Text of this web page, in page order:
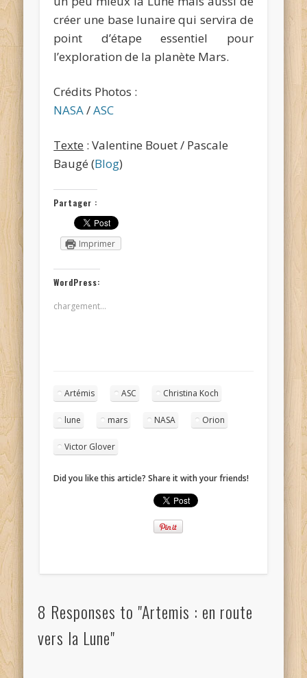
créer une base lunaire qui servira de
point d’étape essentiel pour
l’exploration de la planète Mars.
Crédits Photos :
NASA/ASC
Texte : Valentine Bouet / Pascale
Baugé (Blog)
Partager :
Imprimer
WordPress:
chargement…
Artémis ASC Christina Koch
lune mars NASA Orion
Victor Glover
Did you like this article? Share it with your friends!
8 Responses to "Artemis : en route
vers la Lune"